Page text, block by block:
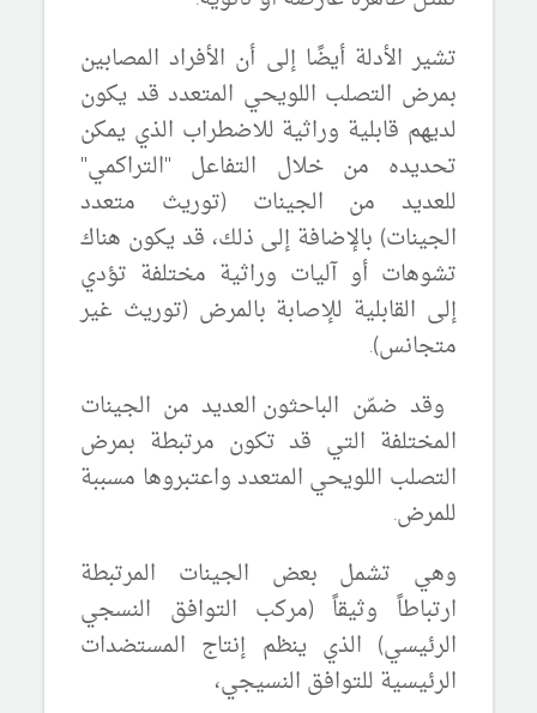
تشير الأدلة أيضًا إلى أن الأفراد المصابين
بمرض التصلب اللويحي المتعدد قد يكون
لديهم قابلية وراثية للاضطراب الذي يمكن
تحديده من خلال التفاعل "التراكمي"
للعديد من الجينات (توريث متعدد
الجينات) بالإضافة إلى ذلك، قد يكون هناك
تشوهات أو آليات وراثية مختلفة تؤدي
إلى القابلية للإصابة بالمرض (توريث غير
متجانس).
وقد ضمّن الباحثون العديد من الجينات
المختلفة التي قد تكون مرتبطة بمرض
التصلب اللويحي المتعددواعتبروها مسببة
للمرض.
وهي تشمل بعض الجينات المرتبطة
ارتباطاً وثيقاً (مركب التوافق النسجي
الرئيسي) الذي ينظم إنتاج المستضدات
الرئيسية للتوافق النسيجي،